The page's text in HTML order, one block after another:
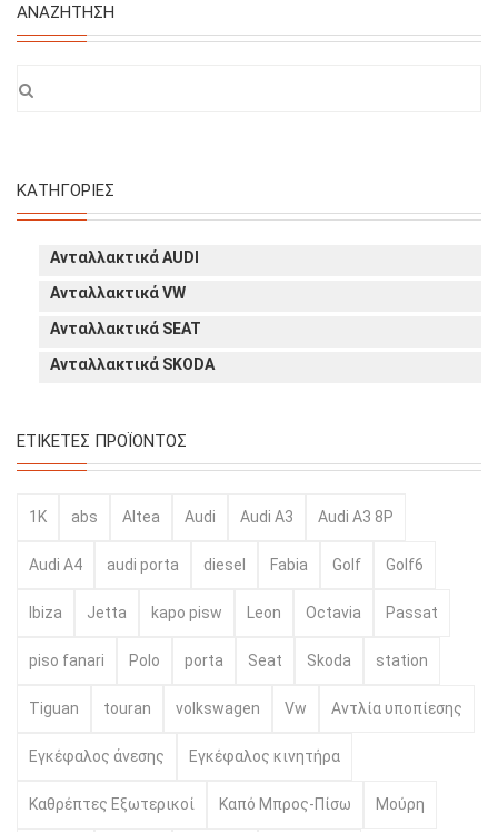
ΑΝΑΖΉΤΗΣΗ
ΚΑΤΗΓΟΡΊΕΣ
Ανταλλακτικά AUDI
Ανταλλακτικά VW
Ανταλλακτικά SEAT
Ανταλλακτικά SKODA
ΕΤΙΚΈΤΕΣ ΠΡΟΪΌΝΤΟΣ
1K abs Altea Audi Audi A3 Audi A3 8P
Audi A4 audi porta diesel Fabia Golf Golf6
Ibiza Jetta kapo pisw Leon Octavia Passat
piso fanari Polo porta Seat Skoda station
Tiguan touran volkswagen Vw Αντλία υποπίεσης
Εγκέφαλος άνεσης Εγκέφαλος κινητήρα
Καθρέπτες Εξωτερικοί Καπό Μπρος-Πίσω Μούρη